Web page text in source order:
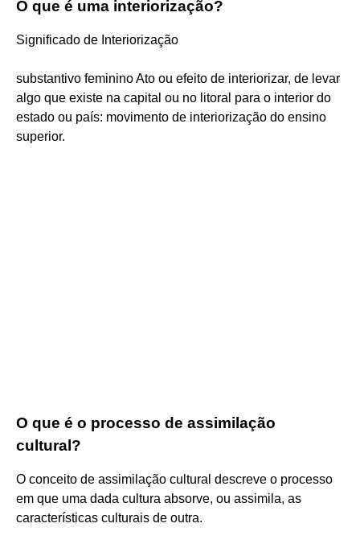
O que é uma interiorização?
Significado de Interiorização
substantivo feminino Ato ou efeito de interiorizar, de levar
algo que existe na capital ou no litoral para o interior do
estado ou país: movimento de interiorização do ensino
superior.
O que é o processo de assimilação
cultural?
O conceito de assimilação cultural descreve o processo
em que uma dada cultura absorve, ou assimila, as
características culturais de outra.